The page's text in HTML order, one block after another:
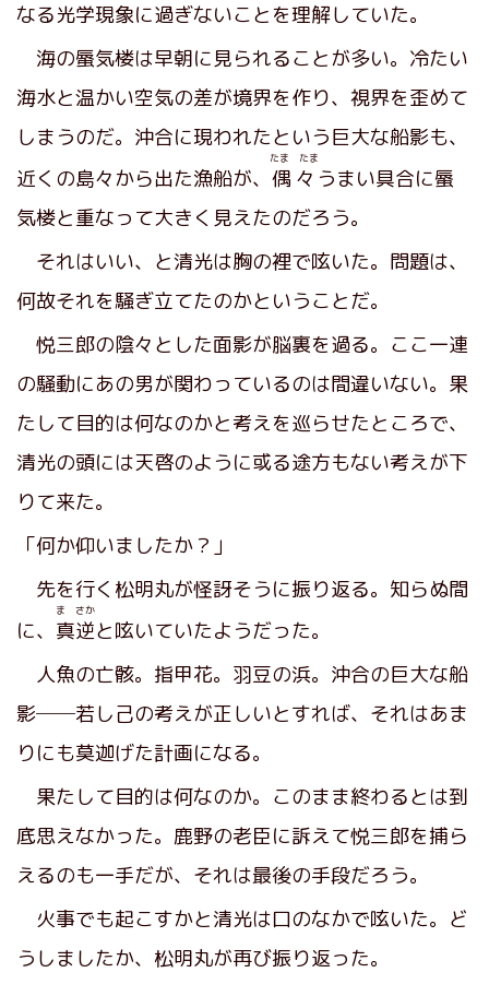
なる光学現象に過ぎないことを理解していた。
海の蜃気楼は早朝に見られることが多い。冷たい
海水と温かい空気の差が境界を作り、視界を歪めて
しまうのだ。沖合に現われたという巨大な船影も、
近くの島々から出た漁船が、 偶々
たま たま
うまい具合に蜃
気楼と重なって大きく見えたのだろう。
それはいい、と清光は胸の裡で呟いた。問題は、
何故それを騒ぎ立てたのかということだ。
悦三郎の陰々とした面影が脳裏を過る。ここ一連
の騒動にあの男が関わっているのは間違いない。果
たして目的は何なのかと考えを巡らせたところで、
清光の頭には天啓のように或る途方もない考えが下
りて来た。
「何か仰いましたか？」
先を行く松明丸が怪訝そうに振り返る。知らぬ間
に、 真逆
ま さか
と呟いていたようだった。
人魚の亡骸。指甲花。羽豆の浜。沖合の巨大な船
影──若し己の考えが正しいとすれば、それはあま
りにも莫迦げた計画になる。
果たして目的は何なのか。このまま終わるとは到
底思えなかった。鹿野の老臣に訴えて悦三郎を捕ら
えるのも一手だが、それは最後の手段だろう。
火事でも起こすかと清光は口のなかで呟いた。ど
うしましたか、松明丸が再び振り返った。